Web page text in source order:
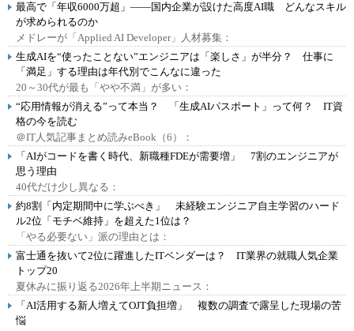
最高で「年収6000万超」――国内企業が設けた高度AI職 どんなスキル
が求められるのか
メドレーが「Applied AI Developer」人材募集：
生成AIを“使ったことない”エンジニアは「楽しさ」が半分？ 仕事に
「満足」する理由は年代別でこんなに違った
20～30代が最も「やや不満」が多い：
“応用情報が消える”って本当？ 「生成AIパスポート」って何？ IT資
格の今を読む
＠IT人気記事まとめ読みeBook（6）：
「AIがコードを書く時代、新職種FDEが需要増」 7割のエンジニアが
思う理由
40代だけ少し異なる：
約8割「内定期間中に学ぶべき」 未経験エンジニア自主学習のハード
ル2位「モチベ維持」を超えた1位は？
「やる必要ない」派の理由とは：
富士通を抜いて2位に躍進したITベンダーは？ IT業界の就職人気企業
トップ20
夏休みに振り返る2026年上半期ニュース：
「AI活用する新人増えてOJT負担増」 複数の調査で露呈した現場の苦
悩